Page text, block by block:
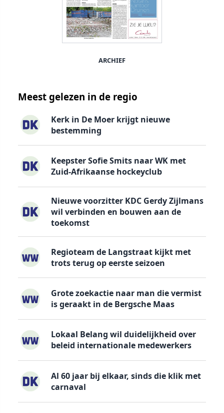
ARCHIEF
Meest gelezen in de regio
Kerk in De Moer krijgt nieuwe
bestemming
Keepster Sofie Smits naar WK met
Zuid-Afrikaanse hockeyclub
Nieuwe voorzitter KDC Gerdy Zijlmans
wil verbinden en bouwen aan de
toekomst
Regioteam de Langstraat kijkt met
trots terug op eerste seizoen
Grote zoekactie naar man die vermist
is geraakt in de Bergsche Maas
Lokaal Belang wil duidelijkheid over
beleid internationale medewerkers
Al 60 jaar bij elkaar, sinds die klik met
carnaval